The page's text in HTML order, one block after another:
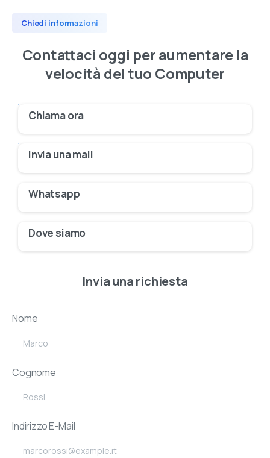
Chiedi informazioni
Contattaci oggi peraumentare la
velocità del tuo Computer
Chiama ora
Invia una mail
Whatsapp
Dove siamo
Invia una richiesta
Nome
Cognome
Indirizzo E-Mail